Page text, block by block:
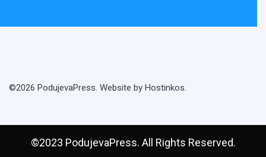
©2026 PodujevaPress. Website by Hostinkos.
©2023 PodujevaPress. All Rights Reserved.